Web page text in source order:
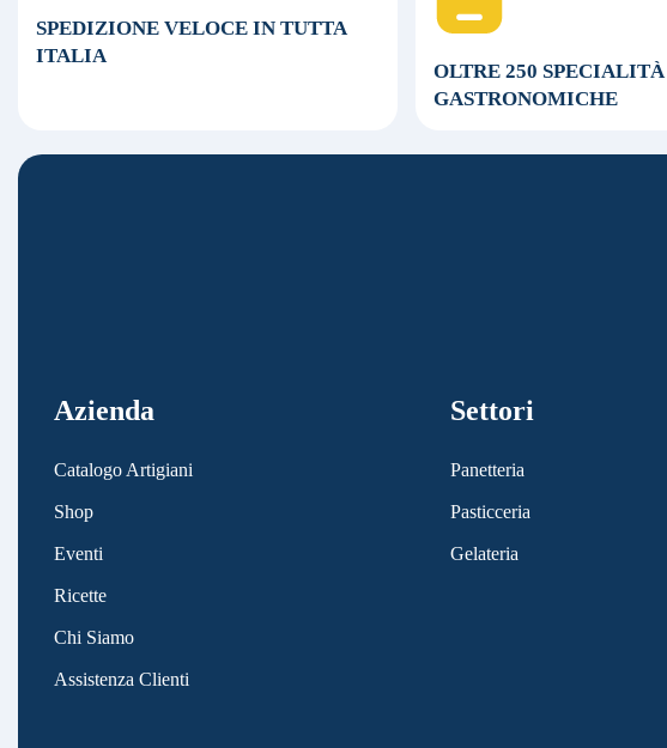
SPEDIZIONE VELOCE IN TUTTA
ITALIA
OLTRE 250 SPECIALITÀ
GASTRONOMICHE
Azienda
Catalogo Artigiani
Shop
Eventi
Ricette
Chi Siamo
Assistenza Clienti
Settori
Panetteria
Pasticceria
Gelateria